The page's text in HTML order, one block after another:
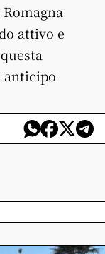
attivo e
anticipo